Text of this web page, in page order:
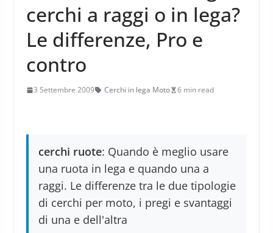
cerchi a raggi o in lega?
Le differenze, Pro e
contro
3 Settembre 2009 Cerchi in lega Moto 6 min read
cerchi ruote: Quando è meglio usare
una ruota in lega e quando una a
raggi. Le differenze tra le due tipologie
di cerchi per moto, i pregi e svantaggi
di una e dell'altra